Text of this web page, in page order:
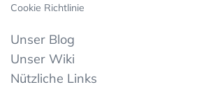
Cookie Richtlinie
Unser Blog
Unser Wiki
Nützliche Links